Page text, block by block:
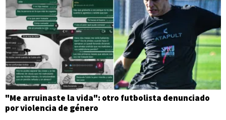
"Me arruinaste la vida": otro futbolista denunciado
por violencia de género